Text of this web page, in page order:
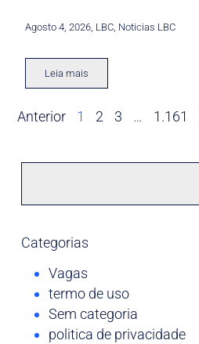
Agosto 4, 2026 LBC Noticias LBC
Leia mais
Anterior 1 2 3 … 1.161
Categorias
Vagas
termo de uso
Sem categoria
politica de privacidade